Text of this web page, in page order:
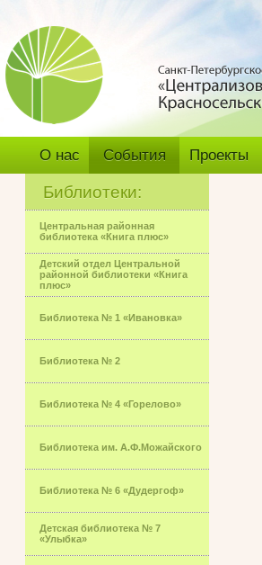
О нас События Проекты
Библиотеки:
Центральная районная
библиотека «Книга плюс»
Детский отдел Центральной
районной библиотеки «Книга
плюс»
Библиотека № 1 «Ивановка»
Библиотека № 2
Библиотека № 4 «Горелово»
Библиотека им. А.Ф.Можайского
Библиотека № 6 «Дудергоф»
Детская библиотека № 7
«Улыбка»